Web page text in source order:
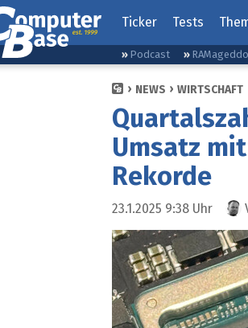
Ticker Tests
Podcast
NEWS WIRTSCHAFT
Umsatz
Rekorde
23.1.2025 9:38 Uhr